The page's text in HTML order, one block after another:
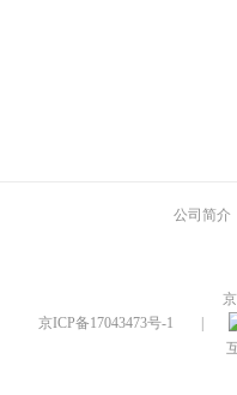
公司简介
京ICP备17043473号-1